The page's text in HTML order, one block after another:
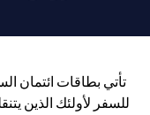
تأتي بطاقات ائتمان
للسفر لأولئك الذين